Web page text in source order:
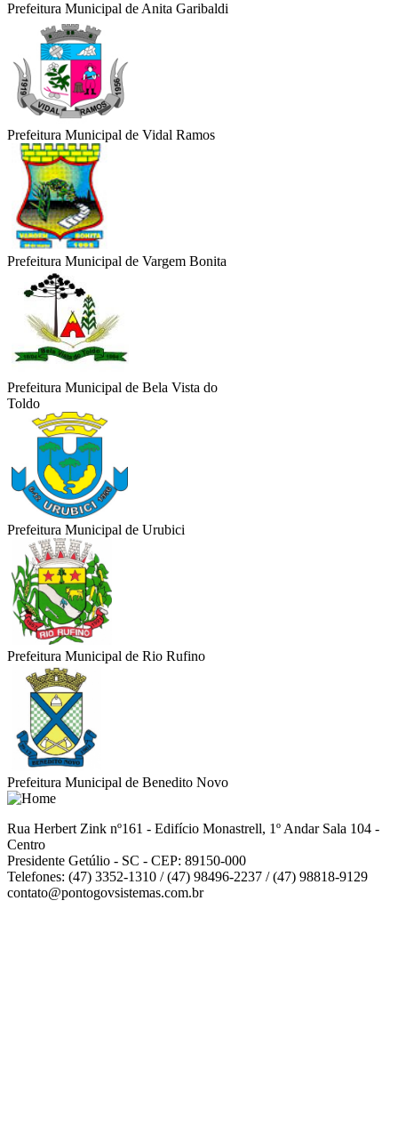
Prefeitura Municipal de Anita Garibaldi
Prefeitura Municipal de Vidal Ramos
Prefeitura Municipal de Vargem Bonita
Prefeitura Municipal de Bela Vista do
Toldo
Prefeitura Municipal de Urubici
Prefeitura Municipal de Rio Rufino
Prefeitura Municipal de Benedito Novo
Rua Herbert Zink nº161 - Edifício Monastrell, 1º Andar Sala 104 -
Centro
Presidente Getúlio - SC - CEP: 89150-000
Telefones: (47) 3352-1310 / (47) 98496-2237 / (47) 98818-9129
contato@pontogovsistemas.com.br